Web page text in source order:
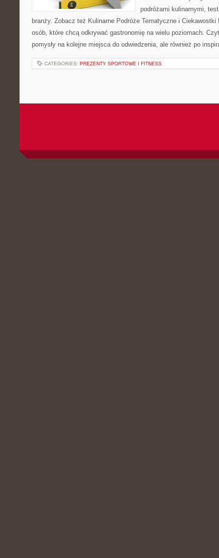
podróżami kulinarnymi,
branży. Zobacz też Kulinarne Podróże Tematyczne i Ciekawostki
osób, które chcą odkrywać gastronomię na wielu poziomach.
pomysły na kolejne miejsca do odwiedzenia, ale również po
CATEGORIES: PREZENTY SPORTOWE I FITNESS